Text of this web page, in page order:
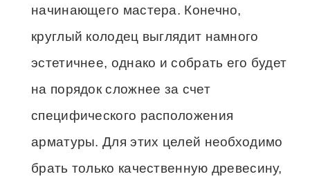
начинающего мастера. Конечно,
круглый колодец выглядит намного
эстетичнее, однако и собрать его будет
на порядок сложнее за счет
специфического расположения
арматуры. Для этих целей необходимо
брать только качественную древесину,